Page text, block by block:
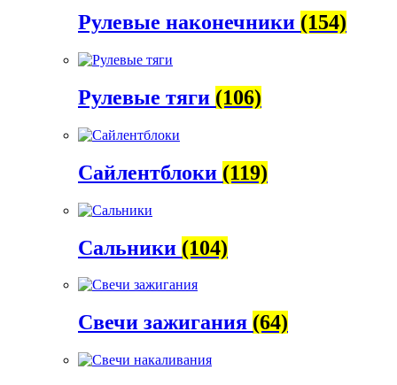
Рулевые наконечники (154)
Рулевые тяги (106)
Сайлентблоки (119)
Сальники (104)
Свечи зажигания (64)